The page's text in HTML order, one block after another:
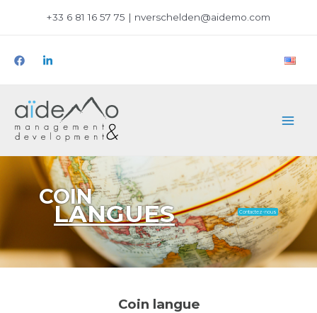
+33 6 81 16 57 75 | nverschelden@aidemo.com
COIN
LANGUES Contactez-nous
Coin langue